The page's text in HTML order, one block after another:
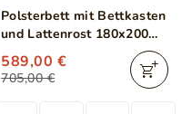
Polsterbett mit Bettkasten
und Lattenrost 180x200
Cloud Hellgrau
705,00 €
589,00 €